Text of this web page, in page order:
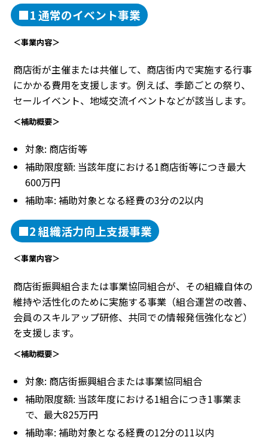
■1 通常のイベント事業
＜事業内容＞
商店街が主催または共催して、商店街内で実施する行事
にかかる費用を支援します。例えば、季節ごとの祭り、
セールイベント、地域交流イベントなどが該当します。
＜補助概要＞
対象: 商店街等
補助限度額: 当該年度における1商店街等につき最大
600万円
補助率: 補助対象となる経費の3分の2以内
■2 組織活力向上支援事業
＜事業内容＞
商店街振興組合または事業協同組合が、その組織自体の
維持や活性化のために実施する事業（組合運営の改善、
会員のスキルアップ研修、共同での情報発信強化など）
を支援します。
＜補助概要＞
対象: 商店街振興組合または事業協同組合
補助限度額: 当該年度における1組合につき1事業ま
で、最大825万円
補助率: 補助対象となる経費の12分の11以内